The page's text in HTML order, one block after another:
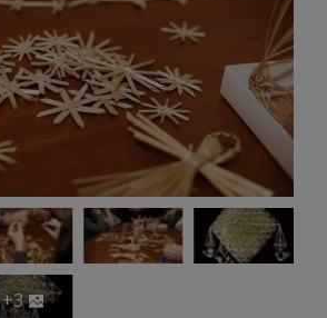
+3